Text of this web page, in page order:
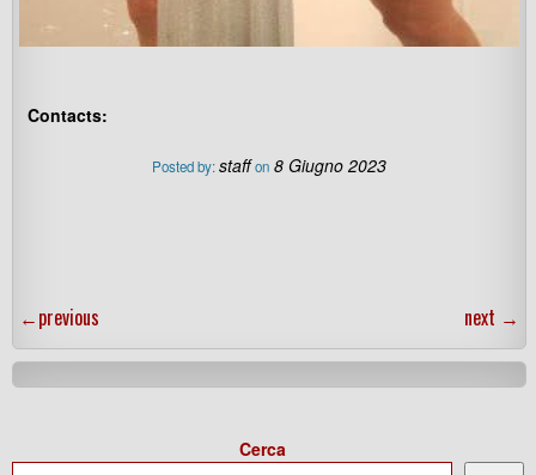
Contacts:
Posted by:staff on 8 Giugno 2023
←previous next →
Cerca